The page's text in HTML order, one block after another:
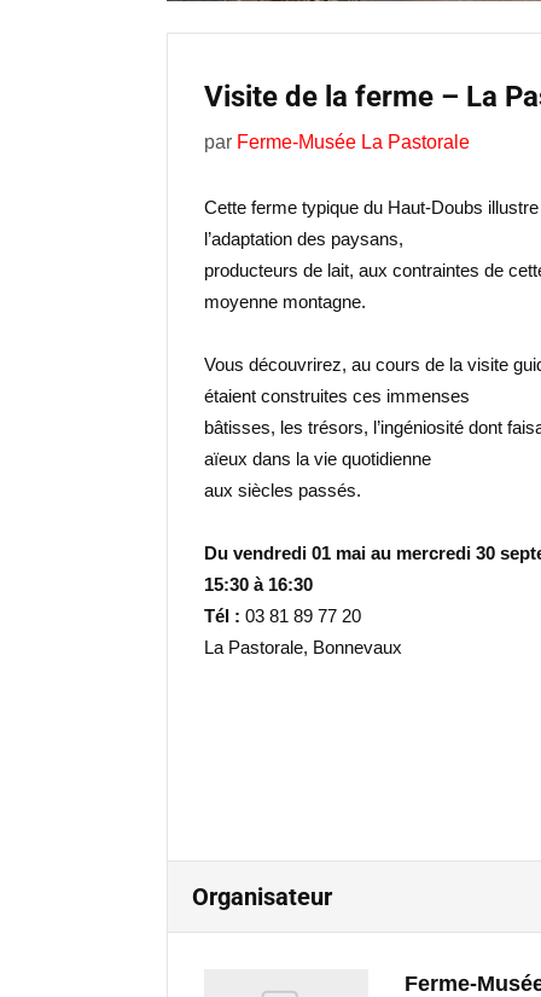
Visite de la ferme – La
par Ferme-Musée La Pastorale
Cette ferme typique du Haut-Doubs
l’adaptation des paysans,
producteurs de lait, aux contraintes de
moyenne montagne.
Vous découvrirez, au cours de la visite
étaient construites ces immenses
bâtisses, les trésors, l’ingéniosité dont
aïeux dans la vie quotidienne
aux siècles passés.
Du vendredi 01 mai au mercredi 30
15:30 à 16:30
Tél : 03 81 89 77 20
La Pastorale, Bonnevaux
Organisateur
Ferme-